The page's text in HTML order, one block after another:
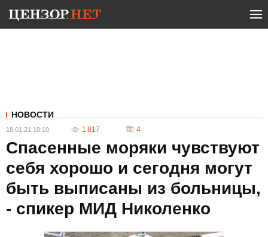
НОВОСТИ
18.01.21 10:10 1 817 4
Спасенные моряки чувствуют
себя хорошо и сегодня могут
быть выписаны из больницы,
- спикер МИД Николенко